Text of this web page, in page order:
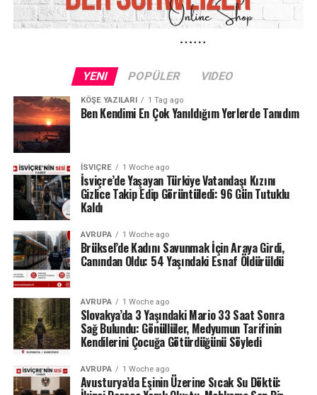
ihmallerin veya sistematik usulsüzlüklerin bulunup
Başsavcılık açıklamasında, olayın hem tıbbi hem de
hukuki açıdan son derece karmaşık bir yapıya sahip
olduğu vurgulanırken, soruşturmanın uzun sürebileceği
kaydedildi.
Zürih Üniversite Hastanesi’nde ortaya çıkan iddialar,
İsviçre sağlık sisteminde son yılların en ciddi
krizlerinden biri olarak değerlendiriliyor. Özellikle ölüm
vakaları ve tıbbi cihaz kullanımıyla ilgili şüpheler, hasta
güvenliği ve hastane denetim mekanizmalarına ilişkin
tartışmaları yeniden gündeme taşıdı.
YENI POPÜLER VIDEO
KÖŞE YAZILARI 1 Tag ago
Ben Kendimi En Çok Yanıldığım Yerlerde Tanıdım
İSVIÇRE 1 Woche ago
İsviçre’de Yaşayan Türkiye Vatandaşı Kızını
Gizlice Takip Edip Görüntüledi: 96 Gün Tutuklu
Kaldı
AVRUPA 1 Woche ago
Brüksel’de Kadını Savunmak İçin Araya Girdi,
Canından Oldu: 54 Yaşındaki Esnaf Öldürüldü
AVRUPA 1 Woche ago
Slovakya’da 3 Yaşındaki Mario 33 Saat Sonra
Sağ Bulundu: Gönüllüler, Medyumun Tarifinin
Kendilerini Çocuğa Götürdüğünü Söyledi
AVRUPA 1 Woche ago
Avusturya’da Eşinin Üzerine Sıcak Su Döktü: